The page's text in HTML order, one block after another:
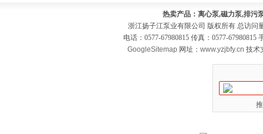
热卖产品：离心泵,磁力泵,排污
浙江扬子江泵业有限公司 版权所有 总访问
电话：0577-67980815 传真：0577-
GoogleSitemap 网址： www.yzjbfy.cn 技术